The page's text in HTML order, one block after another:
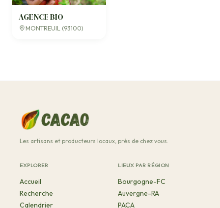
AGENCE BIO
MONTREUIL (93100)
Les artisans et producteurs locaux, près de chez vous.
EXPLORER
Accueil
Recherche
Calendrier
LIEUX PAR RÉGION
Bourgogne-FC
Auvergne-RA
PACA